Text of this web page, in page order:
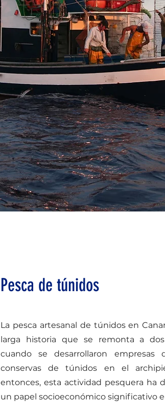
Pesca de túnidos
La pesca artesanal de túnidos en
larga historia que se remonta a
cuando se desarrollaron empresas
conservas de túnidos en el
entonces, esta actividad pesquera ha
un papel socioeconómico significativo